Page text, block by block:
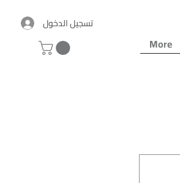
تسجيل الدخول
More